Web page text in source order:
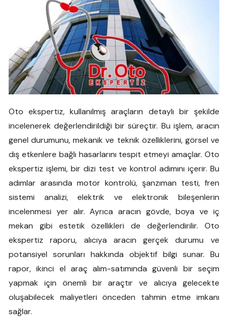
Oto ekspertiz, kullanılmış araçların detaylı bir şekilde
incelenerek değerlendirildiği bir süreçtir. Bu işlem, aracın
genel durumunu, mekanik ve teknik özelliklerini, görsel ve
dış etkenlere bağlı hasarlarını tespit etmeyi amaçlar. Oto
ekspertiz işlemi, bir dizi test ve kontrol adımını içerir. Bu
adımlar arasında motor kontrolü, şanzıman testi, fren
sistemi analizi, elektrik ve elektronik bileşenlerin
incelenmesi yer alır. Ayrıca aracın gövde, boya ve iç
mekan gibi estetik özellikleri de değerlendirilir. Oto
ekspertiz raporu, alıcıya aracın gerçek durumu ve
potansiyel sorunları hakkında objektif bilgi sunar. Bu
rapor, ikinci el araç alım-satımında güvenli bir seçim
yapmak için önemli bir araçtır ve alıcıya gelecekte
oluşabilecek maliyetleri önceden tahmin etme imkanı
sağlar.